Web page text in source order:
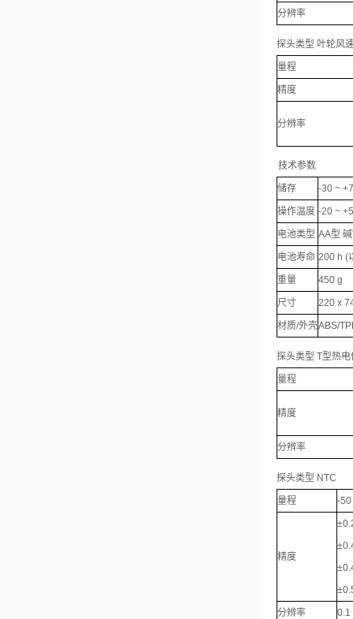
分辨率
探头类型 叶轮风
量程
精度
分辨率
技术参数
储存 -30 ~
操作温度 -20 ~
电池类型 AA型
电池寿命 200 h (
重量 450 g
尺寸 220 x
材质/外壳ABS/
探头类型 T型热
量程
精度
分辨率
探头类型 NTC
量程 -50
精度
分辨率 0.1